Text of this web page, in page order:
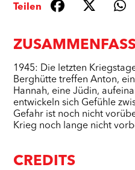
1945: Die letzten
Berghütte treffen Anton,
Hannah, eine Jüdin,
entwickeln sich Gefühle
Gefahr ist noch nicht
Krieg noch lange nicht
CREDITS
Teilen